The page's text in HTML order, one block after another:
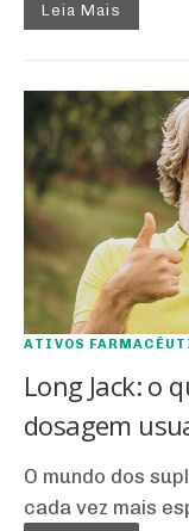
Leia Mais
ATIVOS
Long Jack: o
dosagem
O mundo dos
cada vez mais